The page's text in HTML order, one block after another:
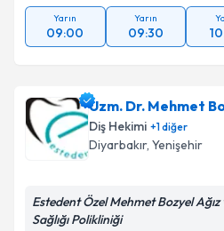
Yarın
09:00
Yarın
09:30
Uzm. Dr. Mehmet
Diş Hekimi +1diğer
Diyarbakır, Yenişehir
Estedent Özel Mehmet Bozyel Ağız
Sağlığı Polikliniği